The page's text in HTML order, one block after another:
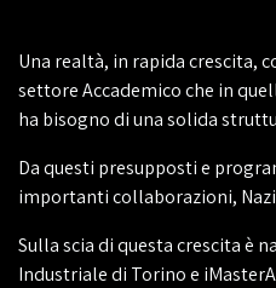
Una realtà, in rapida crescita,
settore Accademico che in
ha bisogno di una solida
Da questi presupposti e
importanti collaborazioni,
Sulla scia di questa crescita è
Industriale di Torino e